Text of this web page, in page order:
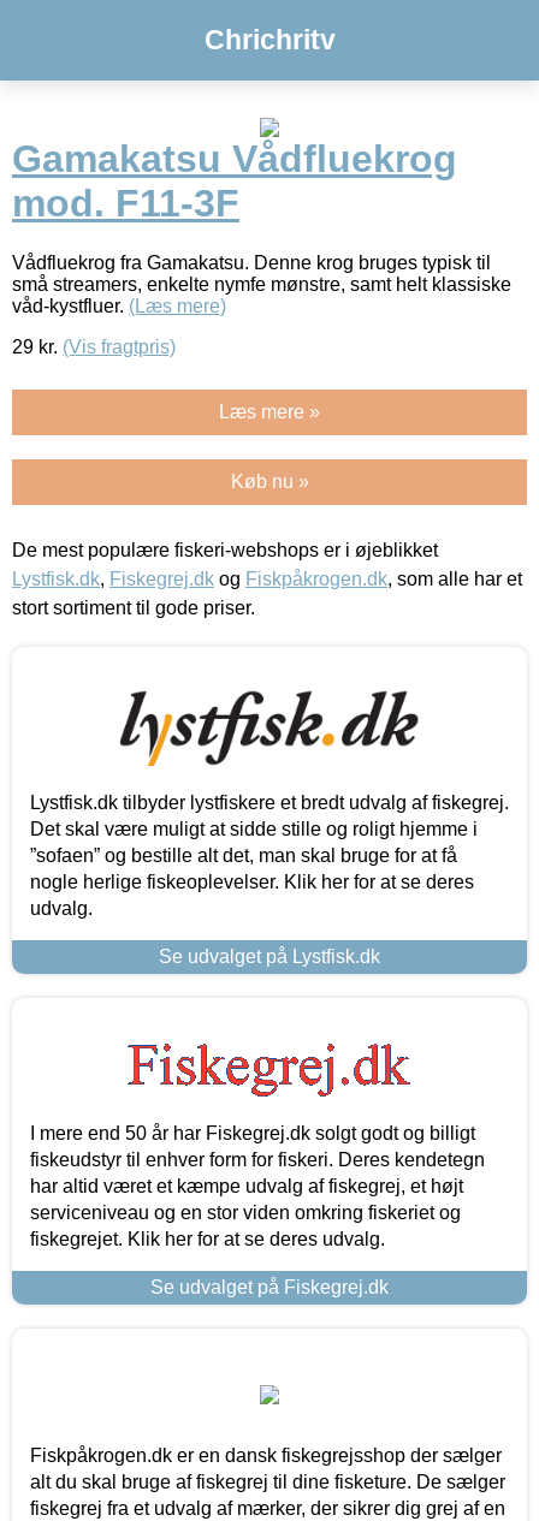
Chrichritv
Gamakatsu Vådfluekrog
mod. F11-3F
Vådfluekrog fra Gamakatsu. Denne krog bruges typisk til
små streamers, enkelte nymfe mønstre, samt helt klassiske
våd-kystfluer. (Læs mere)
29 kr. (Vis fragtpris)
Læs mere »
Køb nu »
De mest populære fiskeri-webshops er i øjeblikket
Lystfisk.dk, Fiskegrej.dk og Fiskpåkrogen.dk, som alle har et
stort sortiment til gode priser.
Lystfisk.dk tilbyder lystfiskere et bredt udvalg af fiskegrej.
Det skal være muligt at sidde stille og roligt hjemme i
”sofaen” og bestille alt det, man skal bruge for at få
nogle herlige fiskeoplevelser. Klik her for at se deres
udvalg.
Se udvalget på Lystfisk.dk
I mere end 50 år har Fiskegrej.dk solgt godt og billigt
fiskeudstyr til enhver form for fiskeri. Deres kendetegn
har altid været et kæmpe udvalg af fiskegrej, et højt
serviceniveau og en stor viden omkring fiskeriet og
fiskegrejet. Klik her for at se deres udvalg.
Se udvalget på Fiskegrej.dk
Fiskpåkrogen.dk er en dansk fiskegrejsshop der sælger
alt du skal bruge af fiskegrej til dine fisketure. De sælger
fiskegrej fra et udvalg af mærker, der sikrer dig grej af en